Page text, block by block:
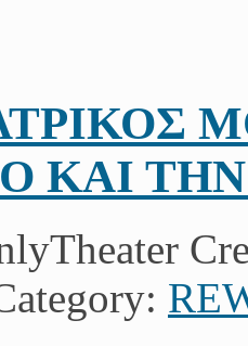
ΚΑΙ